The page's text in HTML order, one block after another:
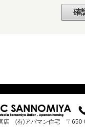
店 (有)アパマン住宅 〒